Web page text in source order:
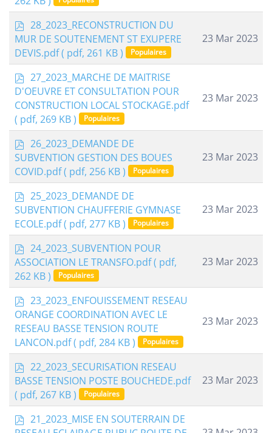
p
d
f
28_2023_RECONSTRUCTION DU
MUR DE SOUTENEMENT ST EXUPERE
DEVIS.pdf( pdf, 261 KB ) Populaires
23 Mar 2023
p
d
f
27_2023_MARCHE DE MAITRISE
D'OEUVRE ET CONSULTATION POUR
CONSTRUCTION LOCAL STOCKAGE.pdf
( pdf, 269 KB )
Populaires
23 Mar 2023
p
d
f
26_2023_DEMANDE DE
SUBVENTION GESTION DES BOUES
COVID.pdf( pdf, 256 KB ) Populaires
23 Mar 2023
p
d
f
25_2023_DEMANDE DE
SUBVENTION CHAUFFERIE GYMNASE
ECOLE.pdf( pdf, 277 KB ) Populaires
23 Mar 2023
p
d
f
24_2023_SUBVENTION POUR
ASSOCIATION LE TRANSFO.pdf( pdf,
262 KB )
Populaires
23 Mar 2023
p
d
f
23_2023_ENFOUISSEMENT RESEAU
ORANGE COORDINATION AVEC LE
RESEAU BASSE TENSION ROUTE
LANCON.pdf( pdf, 284 KB ) Populaires
23 Mar 2023
p
d
f
22_2023_SECURISATION RESEAU
BASSE TENSION POSTE BOUCHEDE.pdf
( pdf, 267 KB )
Populaires
23 Mar 2023
p
d
21_2023_MISE EN SOUTERRAIN DE